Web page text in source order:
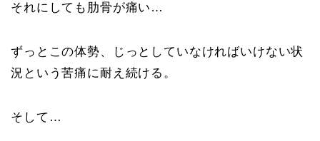
それにしても肋骨が痛い…
ずっとこの体勢、じっとしていなければいけない状
況という苦痛に耐え続ける。
そして…